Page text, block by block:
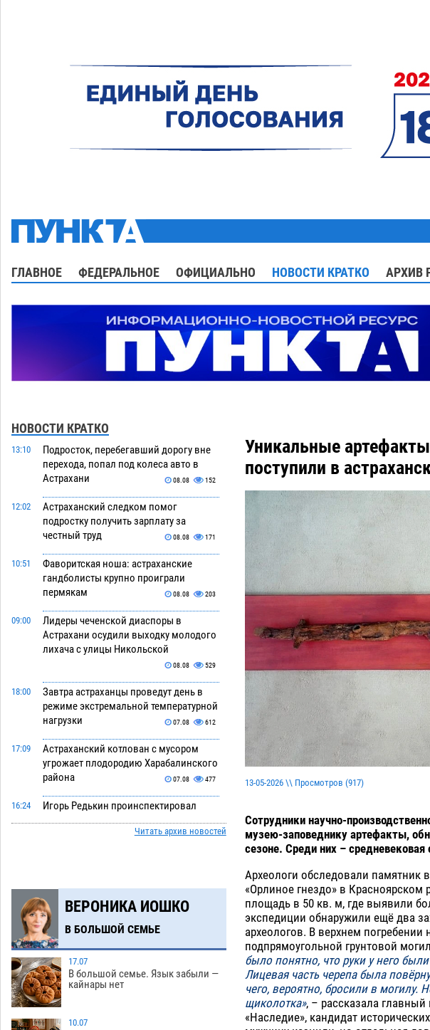
ГЛАВНОЕ ФЕДЕРАЛЬНОЕ ОФИЦИАЛЬНО НОВОСТИ КРАТКО АРХИВ
НОВОСТИ КРАТКО
13:10
Подросток, перебегавший дорогу вне
перехода, попал под колеса авто в
Астрахани
08.08 152
12:02
Астраханский следком помог
подростку получить зарплату за
честный труд
08.08 171
10:51
Фаворитская ноша: астраханские
гандболисты крупно проиграли
пермякам
08.08 203
09:00
Лидеры чеченской диаспоры в
Астрахани осудили выходку молодого
лихача с улицы Никольской
08.08 529
18:00
Завтра астраханцы проведут день в
режиме экстремальной температурной
нагрузки
07.08 612
17:09
Астраханский котлован с мусором
угрожает плодородию Харабалинского
района
07.08 477
16:24
Игорь Редькин проинспектировал
коммунальную готовность
астраханского земельного массива
астраханской логистической
компании в 400 тысяч рублей
14:44
Астраханские кутилы сменили барные
стойки на полицейские дежурки
07.08 513
14:09
С 11 августа астраханские водоемы
обеспечат притоком в семь тысяч
Читать архив новостей
ВЕРОНИКА ИОШКО
В БОЛЬШОЙ СЕМЬЕ
17.07
В большой семье. Язык забыли —
кайнары нет
10.07
Уникальные
поступили в
13-05-2026 \\ Просмотров (917)
Сотрудники научно-
музею-заповеднику артефакты,
сезоне. Среди них –
Археологи обследовали памятник
«Орлиное гнездо» в
площадь в 50 кв. м, где выявили
экспедиции обнаружили ещё два
археологов. В верхнем
подпрямоугольной грунтовой
было понятно, что руки у него
Лицевая часть черепа была
чего, вероятно, бросили в
щиколотка», – рассказала
«Наследие», кандидат